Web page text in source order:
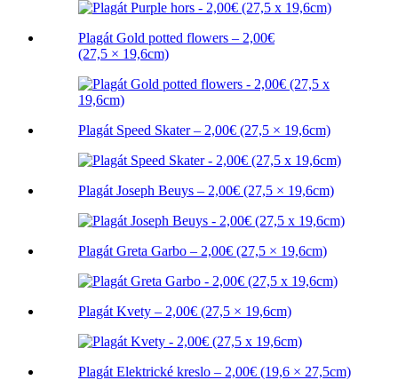
Plagát Gold potted flowers – 2,00€
(27,5 × 19,6cm)
Plagát Speed Skater – 2,00€ (27,5 × 19,6cm)
Plagát Joseph Beuys – 2,00€ (27,5 × 19,6cm)
Plagát Greta Garbo – 2,00€ (27,5 × 19,6cm)
Plagát Kvety – 2,00€ (27,5 × 19,6cm)
Plagát Elektrické kreslo – 2,00€ (19,6 × 27,5cm)